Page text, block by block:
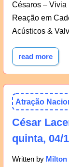
Césaros – Vivia
Reação em
Acústicos &
read more
Atração
César
quinta, 04/
Written by Milton